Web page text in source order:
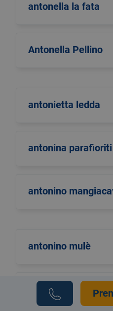
antonella la fata
Antonella Pellino
antonietta ledda
antonina parafioriti
antonino
antonino mulè
antonio di maggio